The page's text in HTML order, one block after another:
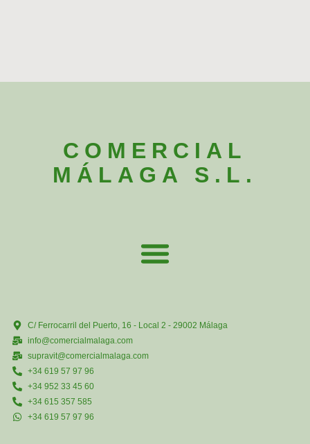
COMERCIAL
MÁLAGA S.L.
C/ Ferrocarril del Puerto, 16 - Local 2 - 29002 Málaga
info@comercialmalaga.com
supravit@comercialmalaga.com
+34 619 57 97 96
+34 952 33 45 60
+34 615 357 585
+34 619 57 97 96